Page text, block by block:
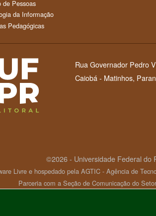
de Pessoas
da Informação
Pedagógicas
Rua Governador Pedro
Caiobá - Matinhos,
©2026 - Universidade Federal do
Livre e hospedado pela AGTIC - Agência de
Parceria com a Seção de Comunicação do